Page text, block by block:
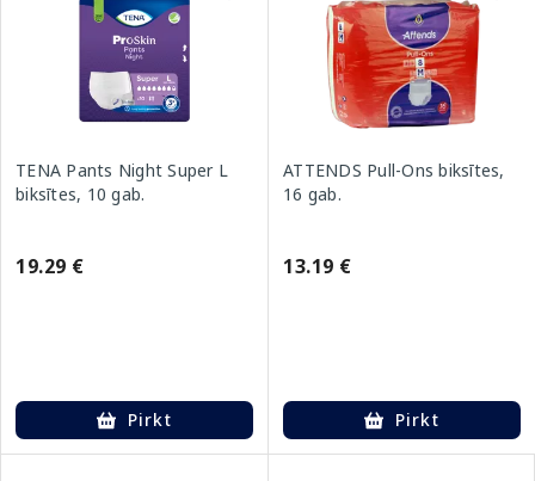
TENA Pants Night Super L
biksītes, 10 gab.
19.29 €
Pirkt
ATTENDS Pull-Ons biksītes,
16 gab.
13.19 €
Pirkt